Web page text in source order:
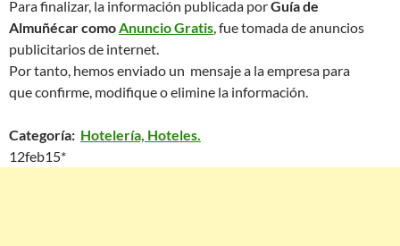
Para finalizar, la información publicada porGuía de
Almuñécar comoAnuncio Gratis, fue tomada de anuncios
publicitarios de internet.
Por tanto, hemos enviado un mensaje a la empresa para
que confirme, modifique o elimine la información.
Categoría: Hotelería, Hoteles.
12feb15*